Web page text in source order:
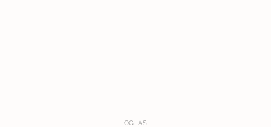
OGLAS